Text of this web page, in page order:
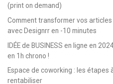
(print on demand)
Comment transformer vos
avec Designrr en -10 minutes
IDÉE de BUSINESS en ligne en
en 1h chrono !
Espace de coworking : les étapes
rentabiliser